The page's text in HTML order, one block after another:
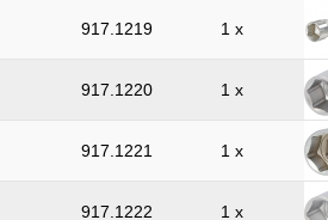
917.1219 1 x
917.1220 1 x
917.1221 1 x
917.1222 1 x